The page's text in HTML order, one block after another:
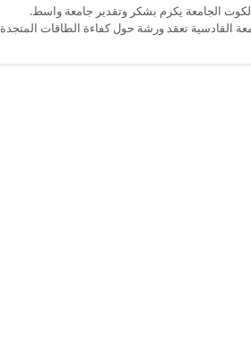
الجامعة يكرم بشكر وتقدير جامعة واسط.
القادسية تعقد ورشة حول كفاءة الطاقات المتجدة